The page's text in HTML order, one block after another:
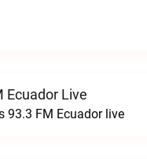
Ecuador Live
93.3 FM Ecuador live